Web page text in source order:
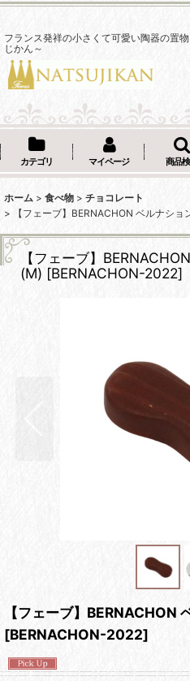
フランス発祥の小さくて可愛い陶器の置
じかん～
カテゴリ マイページ 商品
ホーム > 食べ物 > チョコレート
>
【フェーブ】BERNACHON ベルナショ
【フェーブ】
(M) [BERNACHON-2022]
【フェーブ】
[BERNACHON-2022]